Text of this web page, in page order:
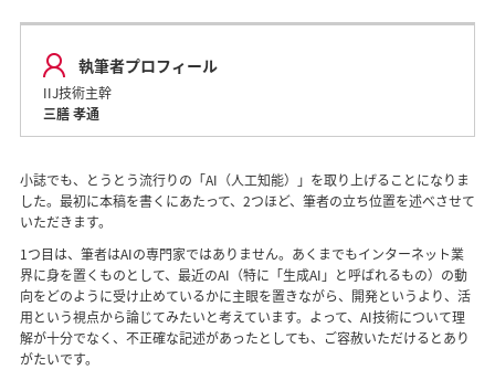
執筆者プロフィール
IIJ技術主幹
三膳 孝通
小誌でも、とうとう流行りの「AI（人工知能）」を取り上げることになりま
した。最初に本稿を書くにあたって、2つほど、筆者の立ち位置を述べさせて
いただきます。
1つ目は、筆者はAIの専門家ではありません。あくまでもインターネット業
界に身を置くものとして、最近のAI（特に「生成AI」と呼ばれるもの）の動
向をどのように受け止めているかに主眼を置きながら、開発というより、活
用という視点から論じてみたいと考えています。よって、AI技術について理
解が十分でなく、不正確な記述があったとしても、ご容赦いただけるとあり
がたいです。